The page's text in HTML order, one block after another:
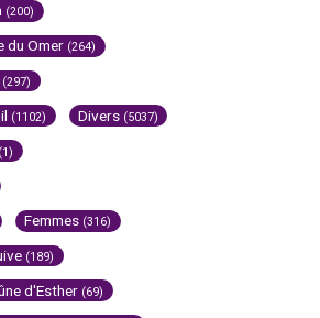
(200)
du Omer (264)
(297)
(1102) Divers (5037)
(1)
Femmes (316)
(189)
d'Esther (69)